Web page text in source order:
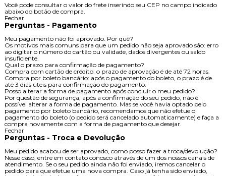
Você pode consultar o valor do frete inserindo seu CEP no campo indicado
abaixo do botão de compra.
Fechar
Perguntas - Pagamento
Meu pagamento não foi aprovado. Por quê?
Os motivos mais comuns para que um pedido não seja aprovado são: erro
ao digitar o número do cartão ou validade, dados divergentes ou saldo
insuficiente.
Qual o prazo para confirmação de pagamento?
Compra com cartão de crédito: o prazo de aprovação é de até 72 horas.
Compra por boleto bancário: após o pagamento do boleto, o prazo é de
até 3 dias úteis para confirmação do pagamento.
Posso alterar a forma de pagamento após concluir o meu pedido?
Por questão de segurança, após a confirmação do seu pedido, não é
possível alterar a forma de pagamento. Mas se você havia optado pelo
pagamento por boleto bancário, recomendamos que não efetue o
pagamento do boleto (o pedido será cancelado automaticamente) e faça a
compra novamente com a forma de pagamento que desejar.
Fechar
Perguntas - Troca e Devolução
Meu pedido acabou de ser aprovado, como posso fazer a troca/devolução?
Nesse caso, entre em contato conosco através de um dos nossos canais de
atendimento. Se o seu pedido ainda não foi enviado, iremos cancelar o
pedido para que efetue uma nova compra. Caso já tenha sido enviado,